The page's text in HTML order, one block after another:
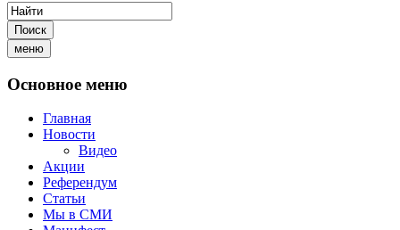
Поиск
меню
Основное меню
Главная
Новости
Видео
Акции
Референдум
Статьи
Мы в СМИ